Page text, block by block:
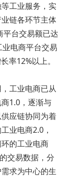
工业服务，实
链各环节主体
平台交易额已达
电商平台交易
率12%以上。
工业电商已从
1.0，逐渐与
应链协同为着
业电商2.0，
的工业电商
交易数据，分
求为中心的生